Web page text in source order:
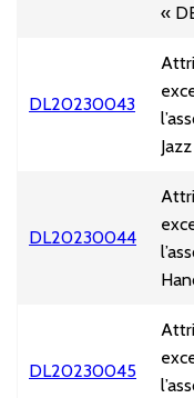
«
DL20230043
Jazz
DL20230044
DL20230045